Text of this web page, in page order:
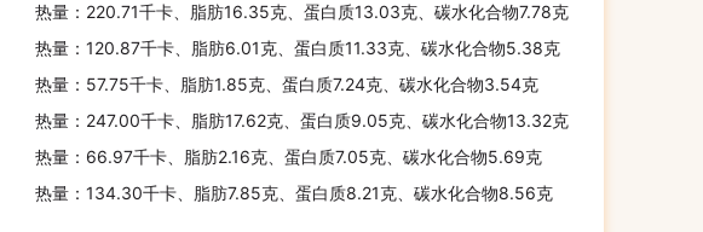
热量：220.71千卡、脂肪16.35克、蛋白质13.03克、碳水化合物7.78克
热量：120.87千卡、脂肪6.01克、蛋白质11.33克、碳水化合物5.38克
热量：57.75千卡、脂肪1.85克、蛋白质7.24克、碳水化合物3.54克
热量：247.00千卡、脂肪17.62克、蛋白质9.05克、碳水化合物13.32克
热量：66.97千卡、脂肪2.16克、蛋白质7.05克、碳水化合物5.69克
热量：134.30千卡、脂肪7.85克、蛋白质8.21克、碳水化合物8.56克